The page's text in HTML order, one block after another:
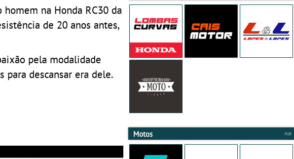
na Honda RC30 da
de 20 anos antes,
pela modalidade
para descansar era dele.
Motos